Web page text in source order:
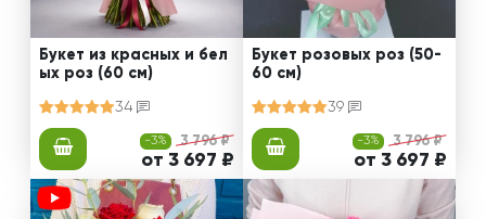
Букет из красных и бел
ых роз (60 см)
34
-3% 3 796 ₽
от 3 697 ₽
Букет розовых роз (50-
60 см)
39
-3% 3 796 ₽
от 3 697 ₽